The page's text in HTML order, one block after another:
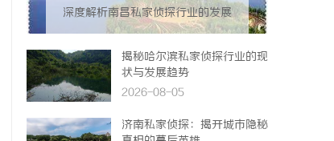
深度解析南昌私家侦探行业的发展
与应用现状
揭秘哈尔滨私家侦探行业的现
状与发展趋势
2026-08-05
济南私家侦探：揭开城市隐秘